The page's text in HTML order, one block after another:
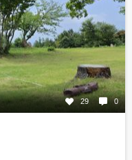
29 0